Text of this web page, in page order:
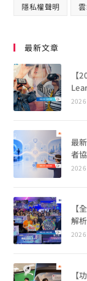
隱私權聲明
最新文章
【
2026
最
者
2026
【
解
2026
【